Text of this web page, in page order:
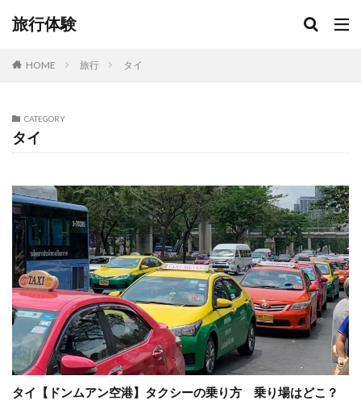
旅行体験
HOME 旅行 タイ
CATEGORY
タイ
タイ【ドンムアン空港】タクシーの乗り方 乗り場はどこ？